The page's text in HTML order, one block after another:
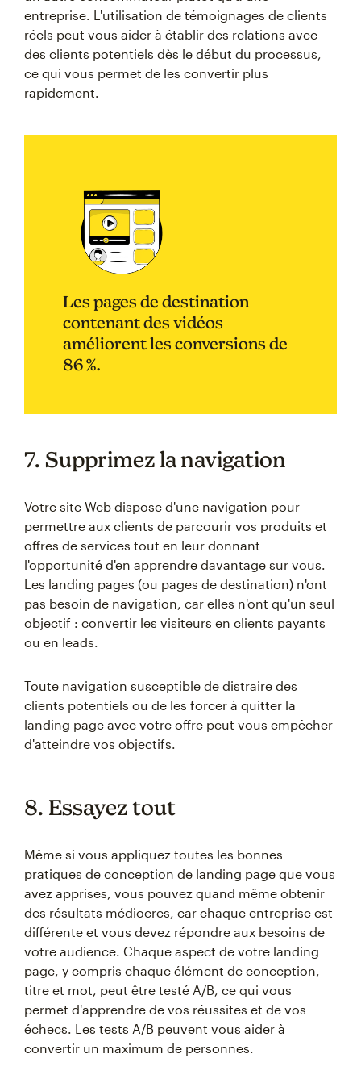
entreprise. L'utilisation de témoignages de clients
réels peut vous aider à établir des relations avec
des clients potentiels dès le début du processus,
ce qui vous permet de les convertir plus
rapidement.
Les pages de destination
contenant des vidéos
améliorent les conversions de
86 %.
7. Supprimez la navigation
Votre site Web dispose d'une navigation pour
permettre aux clients de parcourir vos produits et
offres de services tout en leur donnant
l'opportunité d'en apprendre davantage sur vous.
Les landing pages (ou pages de destination) n'ont
pas besoin de navigation, car elles n'ont qu'un seul
objectif : convertir les visiteurs en clients payants
ou en leads.
Toute navigation susceptible de distraire des
clients potentiels ou de les forcer à quitter la
landing page avec votre offre peut vous empêcher
d'atteindre vos objectifs.
8. Essayez tout
Même si vous appliquez toutes les bonnes
pratiques de conception de landing page que vous
avez apprises, vous pouvez quand même obtenir
des résultats médiocres, car chaque entreprise est
différente et vous devez répondre aux besoins de
votre audience. Chaque aspect de votre landing
page, y compris chaque élément de conception,
titre et mot, peut être testé A/B, ce qui vous
permet d'apprendre de vos réussites et de vos
échecs. Les tests A/B peuvent vous aider à
convertir un maximum de personnes.